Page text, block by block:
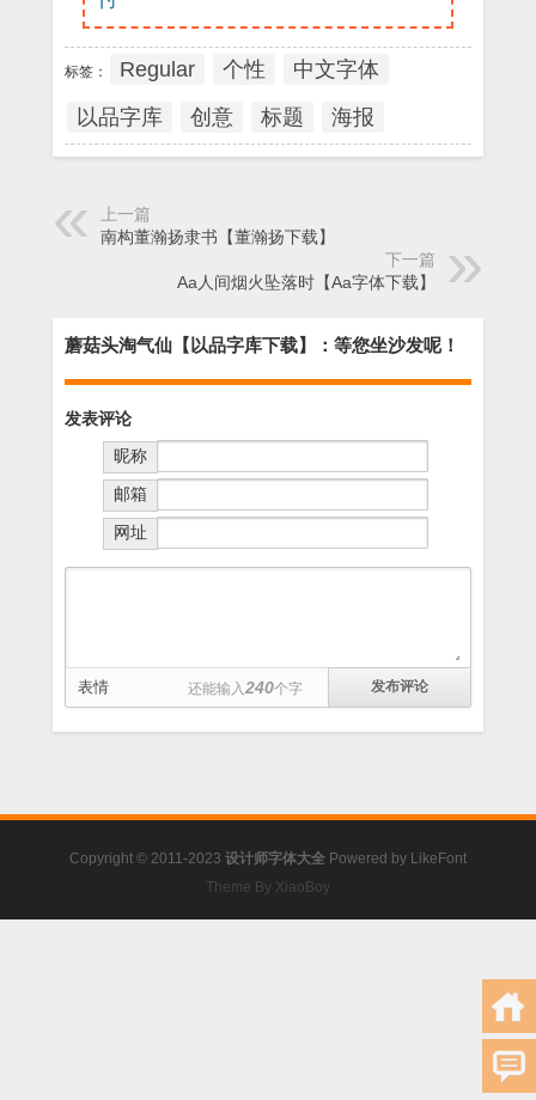
标签： Regular 个性
中文字体
以品字库
创意 标题 海报
上一篇
南构董瀚扬隶书【董瀚扬下载】
下一篇
Aa人间烟火坠落时【Aa字体下载】
蘑菇头淘气仙【以品字库下载】：等您坐沙发呢！
发表评论
昵称
邮箱
网址
表情 还能输入 240个字
Copyright © 2011-2023 设计师字体大全 Powered by LikeFont
Theme By XiaoBoy